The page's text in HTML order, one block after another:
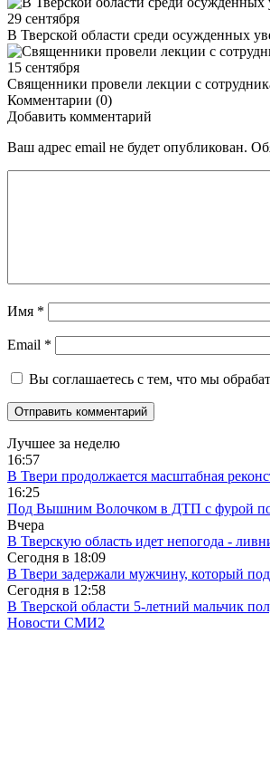
29 сентября
В Тверской области среди осужденных
15 сентября
Священники провели лекции с
Комментарии (0)
Добавить комментарий
Ваш адрес email не будет опубликован.
Имя *
Email *
Вы соглашаетесь с тем, что мы
Лучшее за неделю
16:57
В Твери продолжается масштабная
16:25
Под Вышним Волочком в ДТП с фурой
Вчера
В Тверскую область идет непогода -
Сегодня в 18:09
В Твери задержали мужчину, который
Сегодня в 12:58
В Тверской области 5-летний мальчик
Новости СМИ2